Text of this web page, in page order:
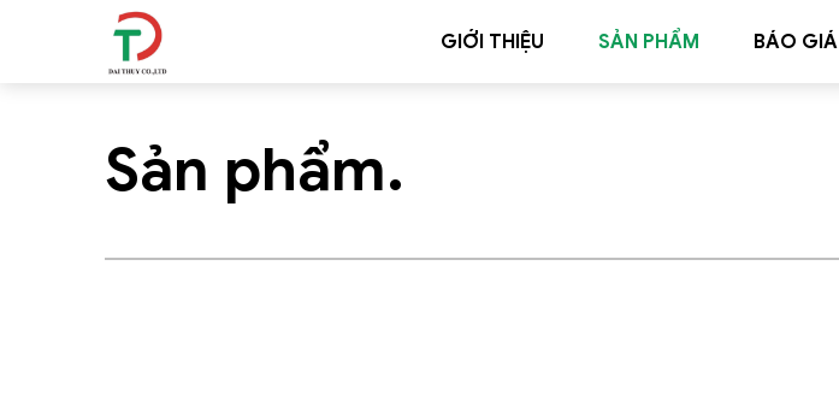
GIỚI THIỆU SẢN PHẨM BÁO GIÁ
Sản phẩm.